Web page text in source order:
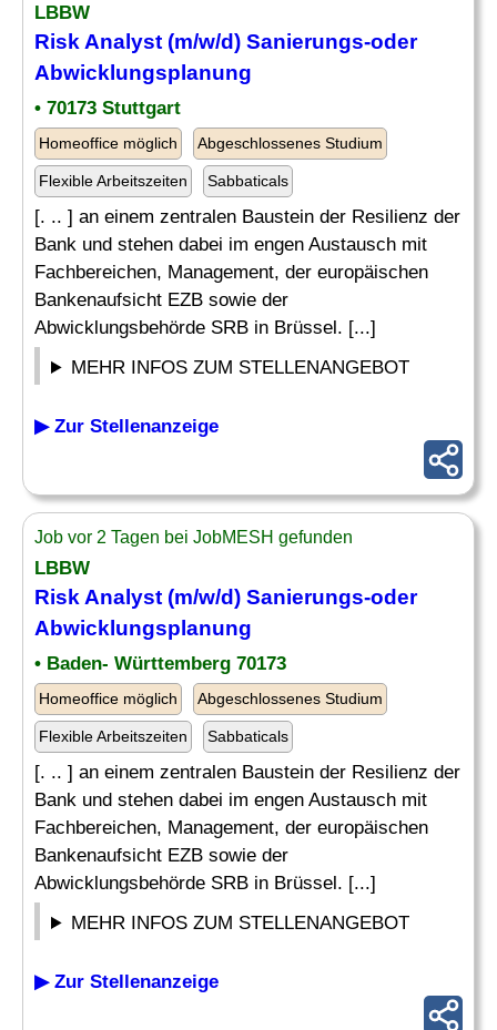
LBBW
Risk Analyst (m/w/d) Sanierungs-oder
Abwicklungsplanung
• 70173 Stuttgart
Homeoffice möglich Abgeschlossenes Studium
Flexible Arbeitszeiten Sabbaticals
[. .. ] an einem zentralen Baustein der Resilienz der
Bank und stehen dabei im engen Austausch mit
Fachbereichen, Management, der europäischen
Bankenaufsicht EZB sowie der
Abwicklungsbehörde SRB in Brüssel. [...]
MEHR INFOS ZUM STELLENANGEBOT
▶ Zur Stellenanzeige
Job vor 2 Tagen bei JobMESH gefunden
LBBW
Risk Analyst (m/w/d) Sanierungs-oder
Abwicklungsplanung
• Baden- Württemberg 70173
Homeoffice möglich Abgeschlossenes Studium
Flexible Arbeitszeiten Sabbaticals
[. .. ] an einem zentralen Baustein der Resilienz der
Bank und stehen dabei im engen Austausch mit
Fachbereichen, Management, der europäischen
Bankenaufsicht EZB sowie der
Abwicklungsbehörde SRB in Brüssel. [...]
MEHR INFOS ZUM STELLENANGEBOT
▶ Zur Stellenanzeige